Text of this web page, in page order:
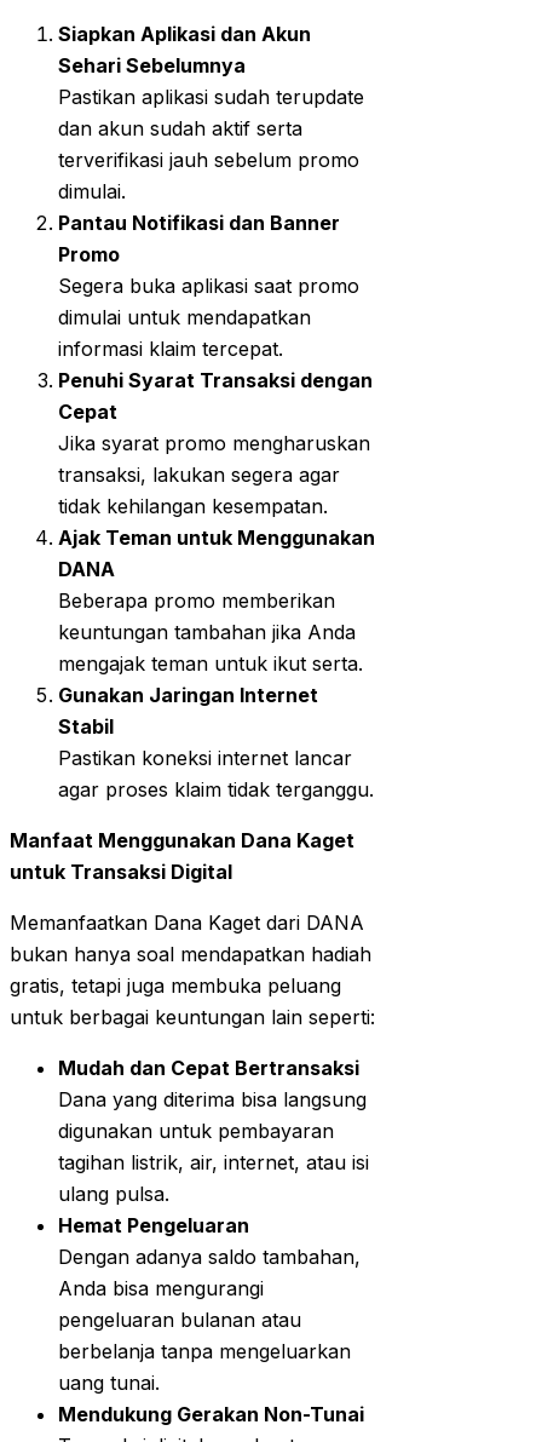
Siapkan Aplikasi dan Akun
Sehari Sebelumnya
Pastikan aplikasi sudah terupdate
dan akun sudah aktif serta
terverifikasi jauh sebelum promo
dimulai.
Pantau Notifikasi dan Banner
Promo
Segera buka aplikasi saat promo
dimulai untuk mendapatkan
informasi klaim tercepat.
Penuhi Syarat Transaksi dengan
Cepat
Jika syarat promo mengharuskan
transaksi, lakukan segera agar
tidak kehilangan kesempatan.
Ajak Teman untuk Menggunakan
DANA
Beberapa promo memberikan
keuntungan tambahan jika Anda
mengajak teman untuk ikut serta.
Gunakan Jaringan Internet
Stabil
Pastikan koneksi internet lancar
agar proses klaim tidak terganggu.
Manfaat Menggunakan Dana Kaget
untuk Transaksi Digital
Memanfaatkan Dana Kaget dari DANA
bukan hanya soal mendapatkan hadiah
gratis, tetapi juga membuka peluang
untuk berbagai keuntungan lain seperti:
Mudah dan Cepat Bertransaksi
Dana yang diterima bisa langsung
digunakan untuk pembayaran
tagihan listrik, air, internet, atau isi
ulang pulsa.
Hemat Pengeluaran
Dengan adanya saldo tambahan,
Anda bisa mengurangi
pengeluaran bulanan atau
berbelanja tanpa mengeluarkan
uang tunai.
Mendukung Gerakan Non-Tunai